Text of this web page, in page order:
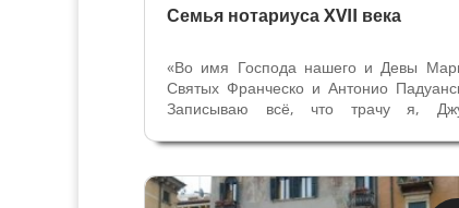
Семья нотариуса XVII века
«Во имя Господа нашего и Девы
Святых Франческо и Антонио
Записываю всё, что трачу я,
Так начинается интереснейший
Вероны. Речь идёт о личной Книге...